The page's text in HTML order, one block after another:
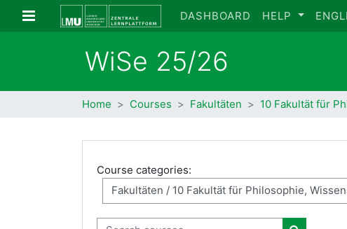
Skip to main content
Side panel DASHBOARD HELP
WiSe 25/26
Home Courses Fakultäten 10 Fakultät für
Course categories: